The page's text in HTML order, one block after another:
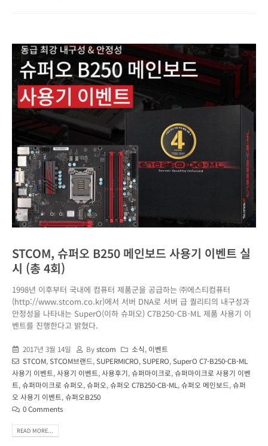
STCOM, 슈퍼오 B250 메인보드 사용기 이벤트 실
시 (총 4회)
1998년 이후부터 국내에 컴퓨터 제품군을 공급하는 ㈜에스티컴퓨터
(http://www.stcom.co.kr)에서 서버 DNA로 서버 급 퀄리티의 내구성과
안정성을 나타내는 SuperO(이하 슈퍼오) C7B250-CB-ML 제품 사용기 이
벤트를 진행한다고 밝혔다.
2017년 3월 14일 Bystcom 소식, 이벤트
STCOM,STCOM브랜드,SUPERMICRO,SUPERO,SuperO C7-B250-CB-ML
사용기 이벤트,사용기 이벤트,사용후기,슈퍼마이크로,슈퍼마이크로 사용기 이벤
트,슈퍼마이크로 슈퍼오,슈퍼오,슈퍼오 C7B250-CB-ML ,슈퍼오 메인보드,슈퍼
오 사용기 이벤트,슈퍼오B250
0 Comments
READ MORE...